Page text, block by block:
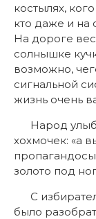
костылях,
кто даже и на
На дороге
солнышке
возможно,
сигнальной
жизнь очень
Народ
хохмочек: «а
золото под
С
было